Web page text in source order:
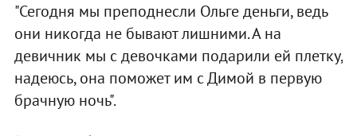
"Сегодня мы преподнесли Ольге деньги, ведь
они никогда не бывают лишними. А на
девичник мы с девочками подарили ей плетку,
надеюсь, она поможет им с Димой в первую
брачную ночь".